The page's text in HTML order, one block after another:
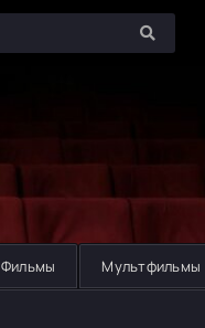
Фильмы Мультфильмы